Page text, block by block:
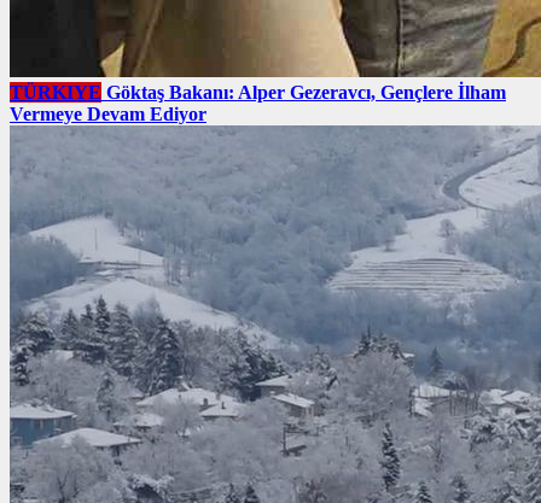
TÜRKIYE Göktaş Bakanı: Alper Gezeravcı, Gençlere İlham
Vermeye Devam Ediyor